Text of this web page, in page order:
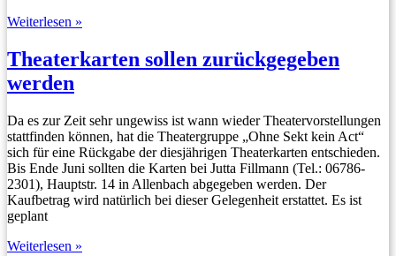
Schloßkirmes
Weiterlesen »
Theaterkarten sollen zurückgegeben
werden
Da es zur Zeit sehr ungewiss ist wann wieder Theatervorstellungen
stattfinden können, hat die Theatergruppe „Ohne Sekt kein Act“
sich für eine Rückgabe der diesjährigen Theaterkarten entschieden.
Bis Ende Juni sollten die Karten bei Jutta Fillmann (Tel.: 06786-
2301), Hauptstr. 14 in Allenbach abgegeben werden. Der
Kaufbetrag wird natürlich bei dieser Gelegenheit erstattet. Es ist
geplant
Theaterkarten
Weiterlesen »